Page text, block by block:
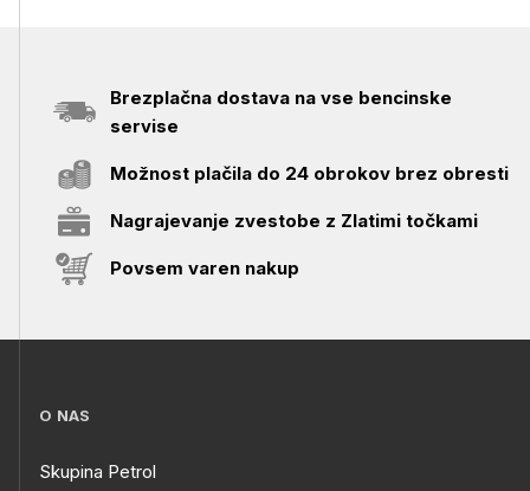
Brezplačna dostava na vse bencinske
servise
Možnost plačila do 24 obrokov brez obresti
Nagrajevanje zvestobe z Zlatimi točkami
Povsem varen nakup
O NAS
Skupina Petrol